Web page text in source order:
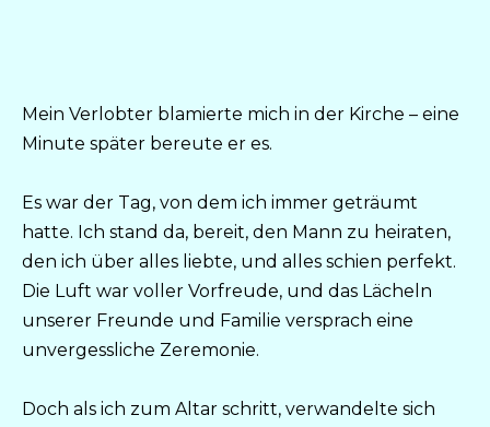
Mein Verlobter blamierte mich in der Kirche – eine
Minute später bereute er es.
Es war der Tag, von dem ich immer geträumt
hatte. Ich stand da, bereit, den Mann zu heiraten,
den ich über alles liebte, und alles schien perfekt.
Die Luft war voller Vorfreude, und das Lächeln
unserer Freunde und Familie versprach eine
unvergessliche Zeremonie.
Doch als ich zum Altar schritt, verwandelte sich